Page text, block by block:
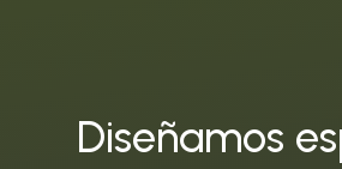
Diseñamos